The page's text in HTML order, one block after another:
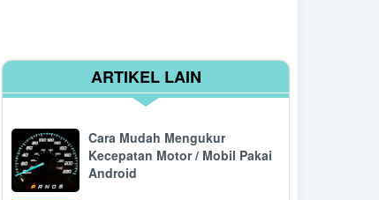
ARTIKEL LAIN
Cara Mudah Mengukur
Kecepatan Motor / Mobil Pakai
Android